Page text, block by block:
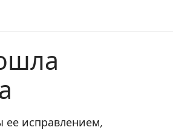
ее исправлением,